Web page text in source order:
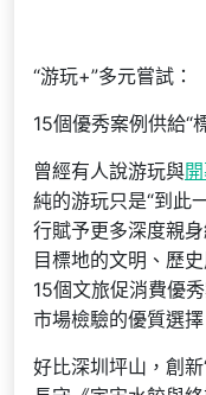
“游玩+”多元嘗試：
15個優秀案例供給“
曾經有人說游玩與
純的游玩只是“到此
行賦予更多深度親
目標地的文明、歷
15個文旅促消費優
市場檢驗的優質選
好比深圳坪山，創